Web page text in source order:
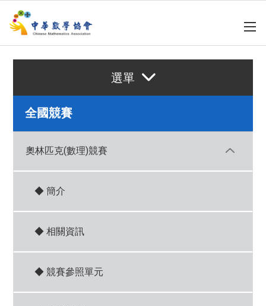
選單
全國競賽
奧林匹克(數理)競賽
◆ 簡介
◆ 相關資訊
◆ 競賽參照單元